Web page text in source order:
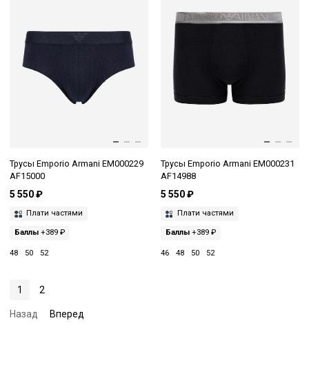
Трусы Emporio Armani EM000229
AF15000
5 550 ₽
Плати частями
Баллы +389 ₽
48 50 52
Трусы Emporio Armani EM000231
AF14988
5 550 ₽
Плати частями
Баллы+389 ₽
46 48 50 52
1 2
Назад Вперед